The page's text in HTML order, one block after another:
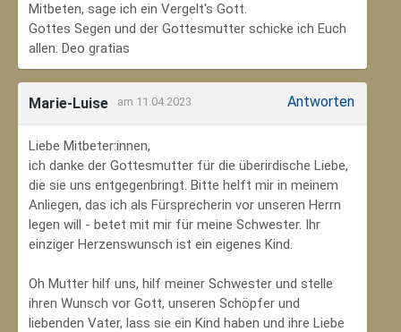
Mitbeten, sage ich ein Vergelt's Gott.
Gottes Segen und der Gottesmutter schicke ich Euch
allen. Deo gratias
Marie-Luise am 11.04.2023 Antworten
Liebe Mitbeter:innen,
ich danke der Gottesmutter für die überirdische Liebe,
die sie uns entgegenbringt. Bitte helft mir in meinem
Anliegen, das ich als Fürsprecherin vor unseren Herrn
legen will - betet mit mir für meine Schwester. Ihr
einziger Herzenswunsch ist ein eigenes Kind.
Oh Mutter hilf uns, hilf meiner Schwester und stelle
ihren Wunsch vor Gott, unseren Schöpfer und
liebenden Vater, lass sie ein Kind haben und ihre Liebe